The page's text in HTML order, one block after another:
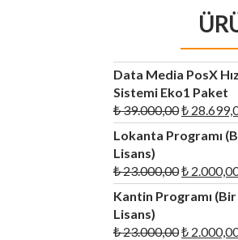
Data Media PosX
Sistemi Eko1 Paket
₺39.000,00Orijinal
fiyat:
₺
₺
Lokanta Programı
Lisans)
₺23.000,00Orijinal
fiyat:
₺
₺
Kantin Programı
Lisans)
₺23.000,00Orijinal
₺